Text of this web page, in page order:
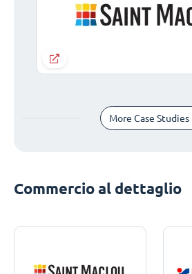
More Case Studies
Commercio al dettaglio